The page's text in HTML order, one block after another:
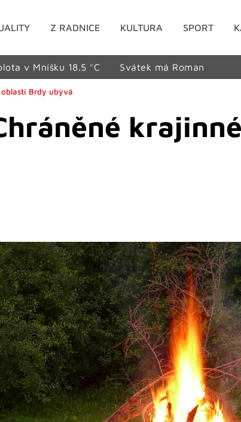
Z RADNICE KULTURA SPORT
v Mníšku 18.5 °C Svátek má Roman
Brdy ubývá